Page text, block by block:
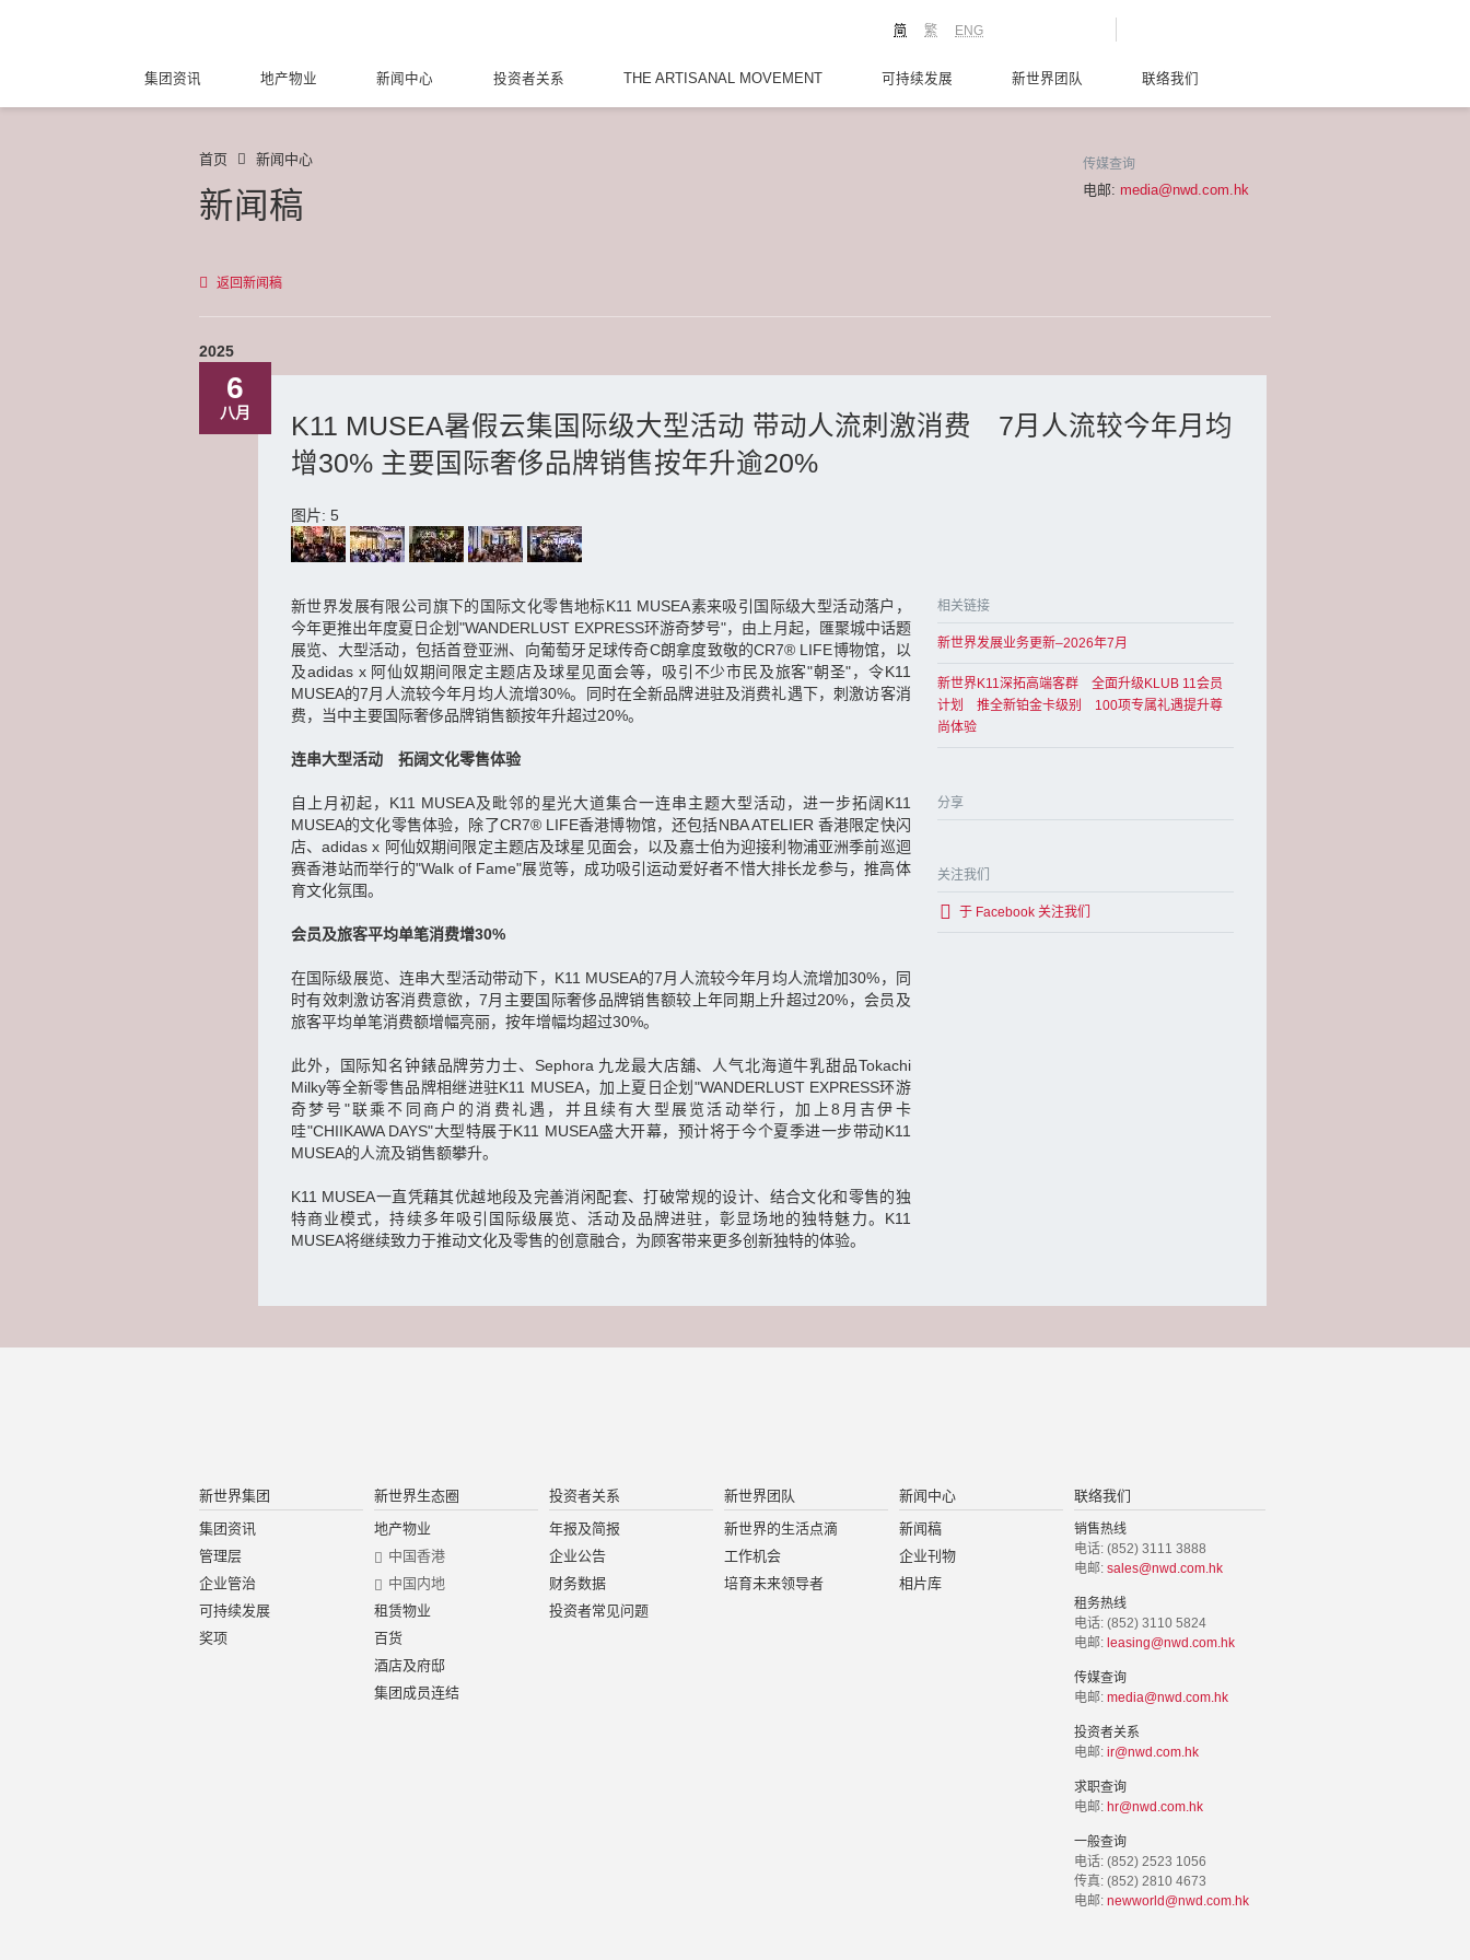
ENG
繁
简
集团资讯 地产物业 新闻中心 投资者关系 THE ARTISANAL MOVEMENT 可持续发展 新世界团队 联络我们
首页 新闻中心
新闻稿
传媒查询
电邮: media@nwd.com.hk
返回新闻稿
2025
6
八月
K11 MUSEA暑假云集国际级大型活动 带动人流刺激消费 7月人流较今年月均
增30% 主要国际奢侈品牌销售按年升逾20%
图片: 5
新世界发展有限公司旗下的国际文化零售地标K11 MUSEA素来吸引国际级大型活动落户，
今年更推出年度夏日企划"WANDERLUST EXPRESS环游奇梦号"，由上月起，匯聚城中话题
展览、大型活动，包括首登亚洲、向葡萄牙足球传奇C朗拿度致敬的CR7® LIFE博物馆，以
及adidas x 阿仙奴期间限定主题店及球星见面会等，吸引不少市民及旅客"朝圣"，令K11
MUSEA的7月人流较今年月均人流增30%。同时在全新品牌进驻及消费礼遇下，刺激访客消
费，当中主要国际奢侈品牌销售额按年升超过20%。
连串大型活动 拓阔文化零售体验
自上月初起，K11 MUSEA及毗邻的星光大道集合一连串主题大型活动，进一步拓阔K11
MUSEA的文化零售体验，除了CR7® LIFE香港博物馆，还包括NBA ATELIER 香港限定快闪
店、adidas x 阿仙奴期间限定主题店及球星见面会，以及嘉士伯为迎接利物浦亚洲季前巡迴
赛香港站而举行的"Walk of Fame"展览等，成功吸引运动爱好者不惜大排长龙参与，推高体
育文化氛围。
会员及旅客平均单笔消费增30%
在国际级展览、连串大型活动带动下，K11 MUSEA的7月人流较今年月均人流增加30%，同
时有效刺激访客消费意欲，7月主要国际奢侈品牌销售额较上年同期上升超过20%，会员及
旅客平均单笔消费额增幅亮丽，按年增幅均超过30%。
此外，国际知名钟錶品牌劳力士、Sephora 九龙最大店舖、人气北海道牛乳甜品Tokachi
Milky等全新零售品牌相继进驻K11 MUSEA，加上夏日企划"WANDERLUST EXPRESS环游
奇梦号"联乘不同商户的消费礼遇，并且续有大型展览活动举行，加上8月吉伊卡
哇"CHIIKAWA DAYS"大型特展于K11 MUSEA盛大开幕，预计将于今个夏季进一步带动K11
MUSEA的人流及销售额攀升。
K11 MUSEA一直凭藉其优越地段及完善消闲配套、打破常规的设计、结合文化和零售的独
特商业模式，持续多年吸引国际级展览、活动及品牌进驻，彰显场地的独特魅力。K11
MUSEA将继续致力于推动文化及零售的创意融合，为顾客带来更多创新独特的体验。
相关链接
新世界发展业务更新–2026年7月
新世界K11深拓高端客群 全面升级KLUB 11会员
计划 推全新铂金卡级别 100项专属礼遇提升尊
尚体验
分享
关注我们
于 Facebook 关注我们
新世界集团
集团资讯
管理层
企业管治
可持续发展
奖项
新世界生态圈
地产物业
中国香港
中国内地
租赁物业
百货
酒店及府邸
集团成员连结
投资者关系
年报及简报
企业公告
财务数据
投资者常见问题
新世界团队
新世界的生活点滴
工作机会
培育未来领导者
新闻中心
新闻稿
企业刊物
相片库
联络我们
销售热线
电话: (852) 3111 3888
电邮: sales@nwd.com.hk
租务热线
电话: (852) 3110 5824
电邮: leasing@nwd.com.hk
传媒查询
电邮: media@nwd.com.hk
投资者关系
电邮: ir@nwd.com.hk
求职查询
电邮: hr@nwd.com.hk
一般查询
电话: (852) 2523 1056
传真: (852) 2810 4673
电邮: newworld@nwd.com.hk